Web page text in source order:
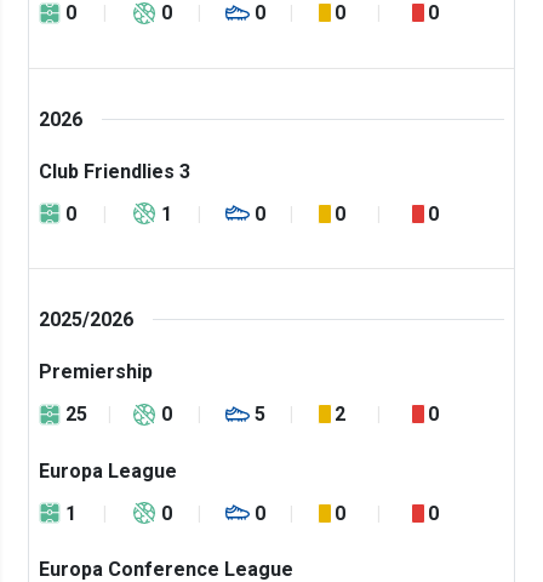
0
0 0 0 0
2026
Club Friendlies 3
0
1 0 0 0
2025/2026
Premiership
25
0 5 2 0
Europa League
1
0 0 0 0
Europa Conference League